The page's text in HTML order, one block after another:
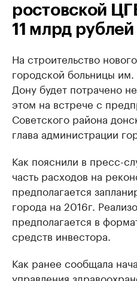
ростовской
11 млрд рублей
На строительство
городской больницы
Дону будет потрачено
этом на встрече с
Советского района
глава администрации
Как пояснили в пресс-
часть расходов на
предполагается
города на 2016г.
предполагается в
средств инвестора.
Как ранее сообщала
управления